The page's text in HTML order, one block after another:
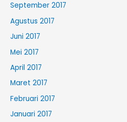
September 2017
Agustus 2017
Juni 2017
Mei 2017
April 2017
Maret 2017
Februari 2017
Januari 2017